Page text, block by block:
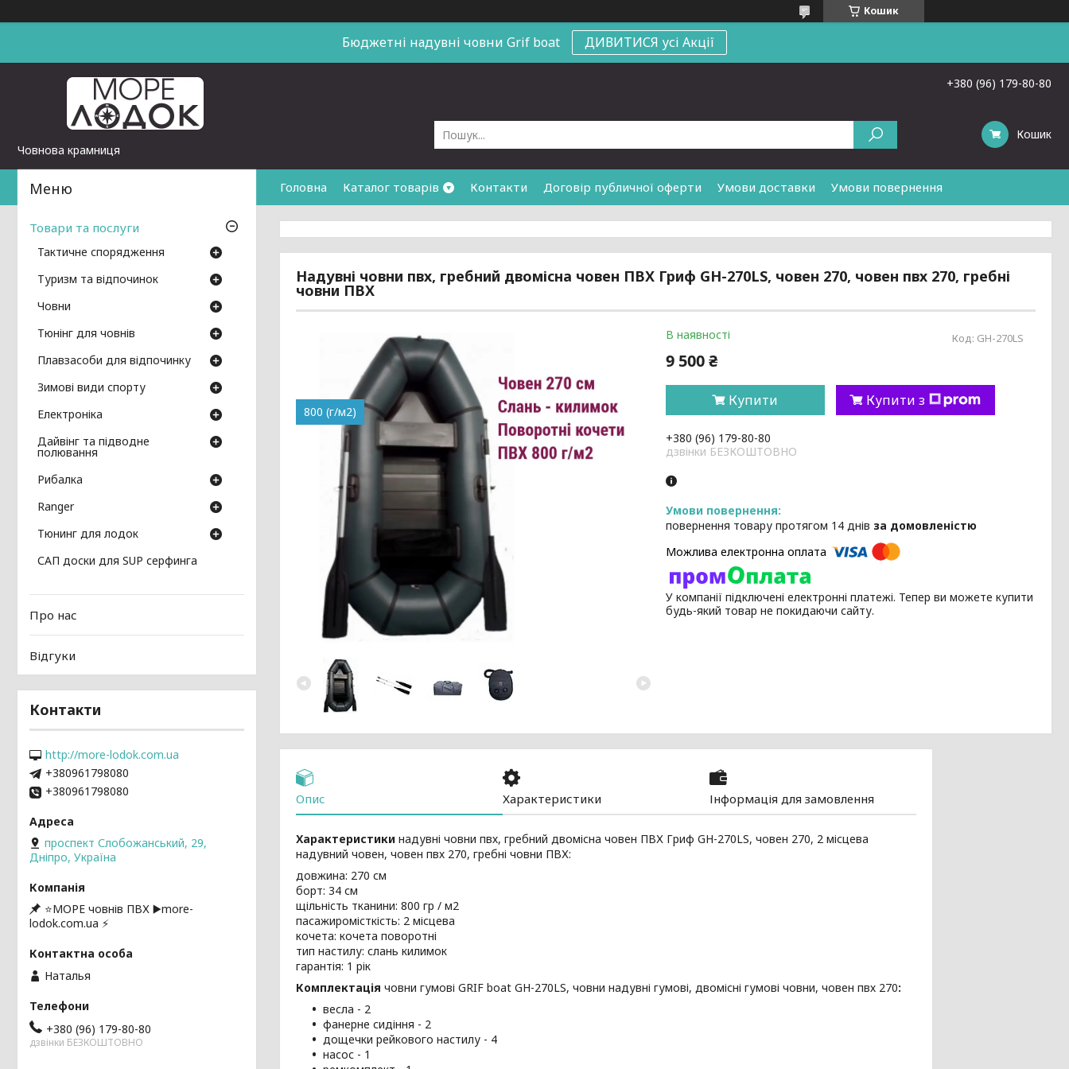
Кошик
Бюджетні надувні човни Grif boat ДИВИТИСЯ усі Акції
Човнова крамниця
+380 (96) 179-80-80
Кошик
Головна Каталог товарів Контакти Договір публичної оферти Умови доставки Умови повернення
Надувні човни пвх, гребний двомісна човен ПВХ Гриф GH-270LS, човен 270, човен пвх 270, гребні
човни ПВХ
800 (г/м2)
В наявності Код: GH-270LS
9 500 ₴
Купити Купити з
+380 (96) 179-80-80
дзвінки БЕЗКОШТОВНО
повернення товару протягом 14 днів за домовленістю
У компанії підключені електронні платежі. Тепер ви можете купити
будь-який товар не покидаючи сайту.
Опис Характеристики Інформація для замовлення
Характеристики надувні човни пвх, гребний двомісна човен ПВХ Гриф GH-270LS, човен 270, 2 місцева
надувний човен, човен пвх 270, гребні човни ПВХ:
довжина: 270 см
борт: 34 см
щільність тканини: 800 гр / м2
пасажиромісткість: 2 місцева
кочета: кочета поворотні
тип настилу: слань килимок
гарантія: 1 рік
Комплектація човни гумові GRIF boat GH-270LS, човни надувні гумові, двомісні гумові човни, човен пвх 270:
весла - 2
фанерне сидіння - 2
дощечки рейкового настилу - 4
насос - 1
Товари та послуги
Тактичне спорядження
Туризм та відпочинок
Човни
Тюнінг для човнів
Плавзасоби для відпочинку
Зимові види спорту
Електроніка
Дайвінг та підводне
полювання
Рибалка
Ranger
Тюнинг для лодок
САП доски для SUP серфинга
Про нас
Відгуки
Контакти
http://more-lodok.com.ua
+380961798080
+380961798080
проспект Слобожанський, 29,
Дніпро, Україна
⭐️МОРЕ човнів ПВХ ▶️more-
lodok.com.ua ⚡
Наталья
+380 (96) 179-80-80
дзвінки БЕЗКОШТОВНО